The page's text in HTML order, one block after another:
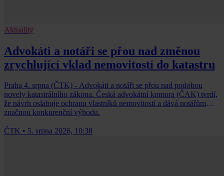
Aktuality
Advokáti a notáři se přou nad změnou
zrychlující vklad nemovitostí do katastru
Praha 4. srpna (ČTK) - Advokáti a notáři se přou nad podobou
novely katastrálního zákona. Česká advokátní komora (ČAK) tvrdí,
že návrh oslabuje ochranu vlastníků nemovitostí a dává notářům
značnou konkurenční výhodu.
ČTK • 5. srpna 2026, 10:38